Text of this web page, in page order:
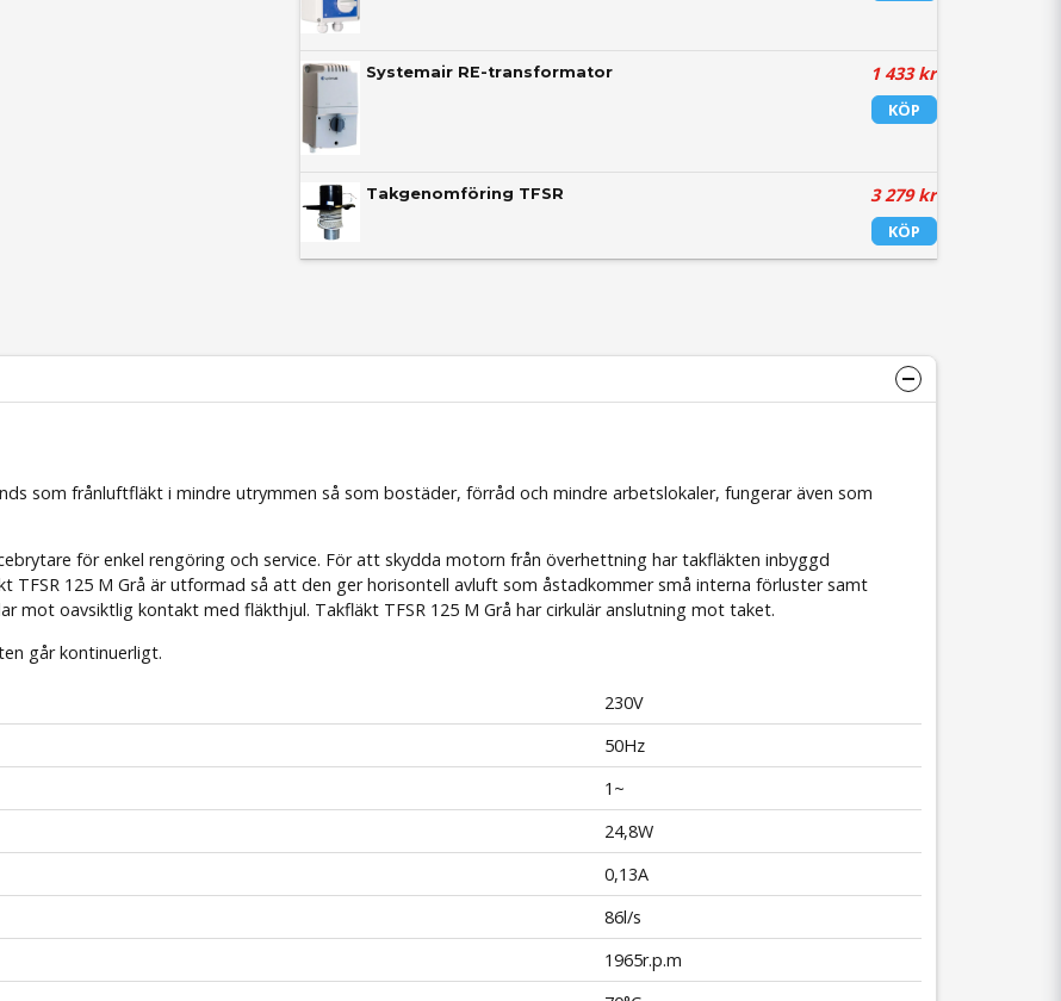
Systemair RE-transformator 1 433 kr
KÖP
Takgenomföring TFSR 3 279 kr
KÖP
som frånluftfläkt i mindre utrymmen så som bostäder, förråd och mindre arbetslokaler, fungerar även som
för enkel rengöring och service. För att skydda motorn från överhettning har takfläkten inbyggd
TFSR 125 M Grå är utformad så att den ger horisontell avluft som åstadkommer små interna förluster samt
mot oavsiktlig kontakt med fläkthjul. Takfläkt TFSR 125 M Grå har cirkulär anslutning mot taket.
går kontinuerligt.
230V
50Hz
1~
24,8W
0,13A
86l/s
1965r.p.m